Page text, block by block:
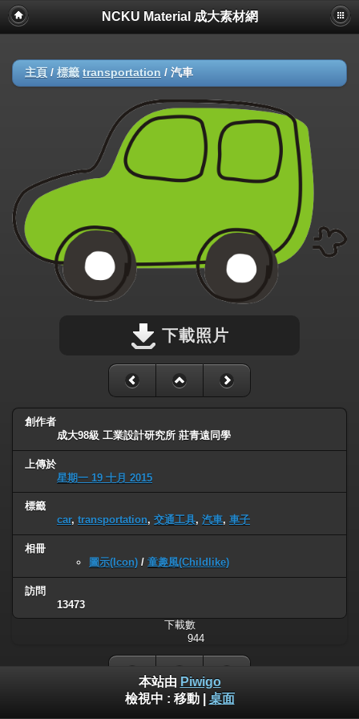
NCKU Material 成大素材網
主頁 / 標籤 transportation / 汽車
下載照片
創作者
成大98級 工業設計研究所 莊青遠同學
上傳於
星期一 19 十月 2015
標籤
car, transportation, 交通工具, 汽車, 車子
相冊
圖示(Icon) / 童趣風(Childlike)
訪問
13473
下載數
944
本站由 Piwigo
檢視中 : 移動| 桌面